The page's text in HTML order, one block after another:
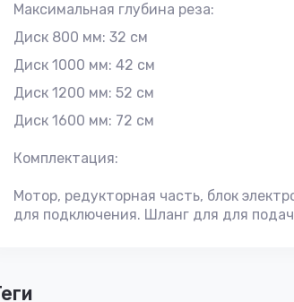
Максимальная глубина реза:
Диск 800 мм: 32 см
Диск 1000 мм: 42 см
Диск 1200 мм: 52 см
Диск 1600 мм: 72 см
Комплектация:
Мотор, редукторная часть, блок
для подключения. Шланг для для
теги